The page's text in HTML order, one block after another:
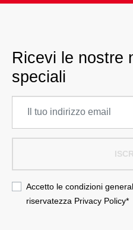
Ricevi le nostre
speciali
Accetto le condizioni
riservatezza Privacy Policy*